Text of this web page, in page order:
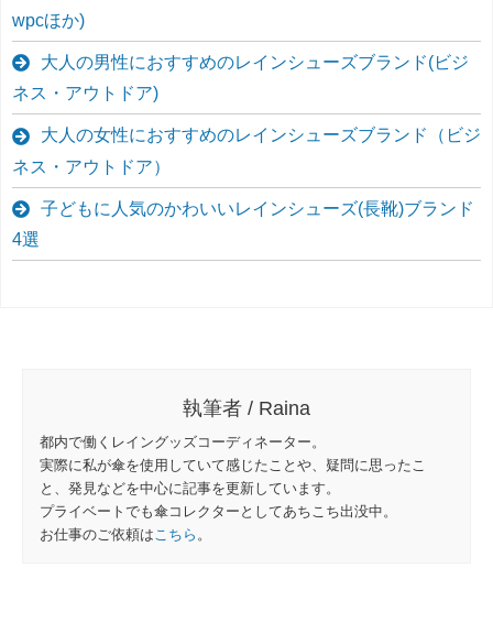
wpcほか)
大人の男性におすすめのレインシューズブランド(ビジ
ネス・アウトドア)
大人の女性におすすめのレインシューズブランド（ビジ
ネス・アウトドア）
子どもに人気のかわいいレインシューズ(長靴)ブランド
4選
執筆者 / Raina
都内で働くレイングッズコーディネーター。
実際に私が傘を使用していて感じたことや、疑問に思ったこ
と、発見などを中心に記事を更新しています。
プライベートでも傘コレクターとしてあちこち出没中。
お仕事のご依頼は こちら 。